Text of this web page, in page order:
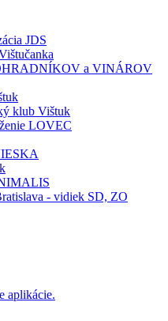
JDS
a VINÁROV
klub Vištuk
LOVEC
- vidiek SD, ZO
aplikácie.